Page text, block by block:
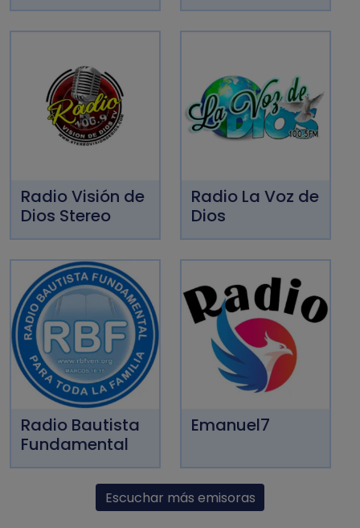
Radio Visión de
Dios Stereo
Radio La Voz de
Dios
Radio Bautista
Fundamental
Emanuel7
Escuchar más emisoras